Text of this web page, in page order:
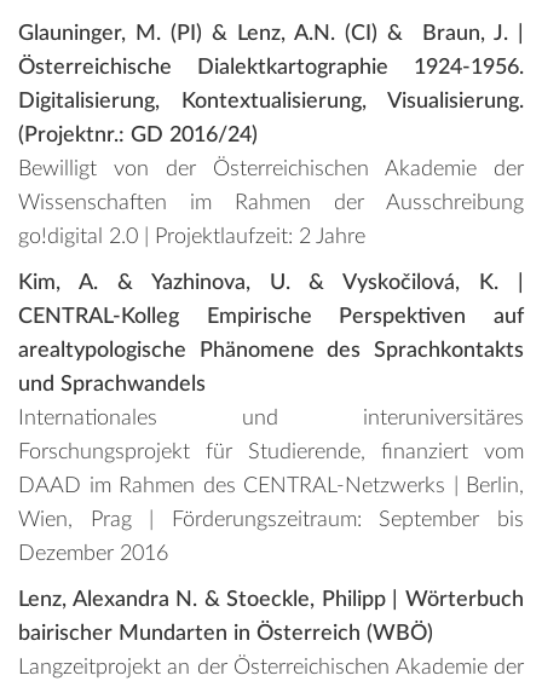
Glauninger, M. (PI) & Lenz, A.N. (CI) & Braun, J. |
Österreichische Dialektkartographie 1924-1956.
Digitalisierung, Kontextualisierung, Visualisierung.
(Projektnr.: GD 2016/24)
Bewilligt von der Österreichischen Akademie der
Wissenschaften im Rahmen der Ausschreibung
go!digital 2.0 | Projektlaufzeit: 2 Jahre
Kim, A. & Yazhinova, U. & Vyskočilová, K. |
CENTRAL-Kolleg Empirische Perspektiven auf
arealtypologische Phänomene des Sprachkontakts
und Sprachwandels
Internationales und interuniversitäres
Forschungsprojekt für Studierende, finanziert vom
DAAD im Rahmen des CENTRAL-Netzwerks | Berlin,
Wien, Prag | Förderungszeitraum: September bis
Dezember 2016
Lenz, Alexandra N. & Stoeckle, Philipp
Wörterbuch
bairischer Mundarten in Österreich (WBÖ)
Langzeitprojekt an der Österreichischen Akademie der